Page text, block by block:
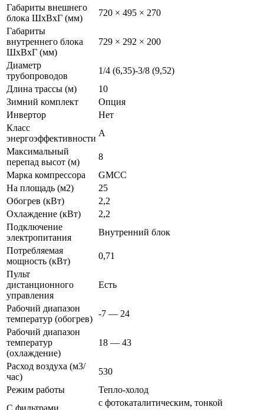
Габариты внешнего
блока ШхВхГ (мм)
720 × 495 × 270
Габариты
внутреннего блока
ШхВхГ (мм)
729 × 292 × 200
Диаметр
трубопроводов
1/4 (6,35)-3/8 (9,52)
Длина трассы (м)
10
Зимний комплект
Опция
Инвертор
Нет
Класс
энергоэффективности
A
Максимальный
перепад высот (м)
8
Марка компрессора
GMCC
На площадь (м2)
25
Обогрев (кВт)
2,2
Охлаждение (кВт)
2,2
Подключение
электропитания
Внутренний блок
Потребляемая
мощность (кВт)
0,71
Пульт
дистанционного
управления
Есть
Рабочий диапазон
температур (обогрев)
-7 — 24
Рабочий диапазон
температур
(охлаждение)
18 — 43
Расход воздуха (м3/
час)
530
Режим работы
Тепло-холод
С фильтрами
с фотокаталитическим, тонкой